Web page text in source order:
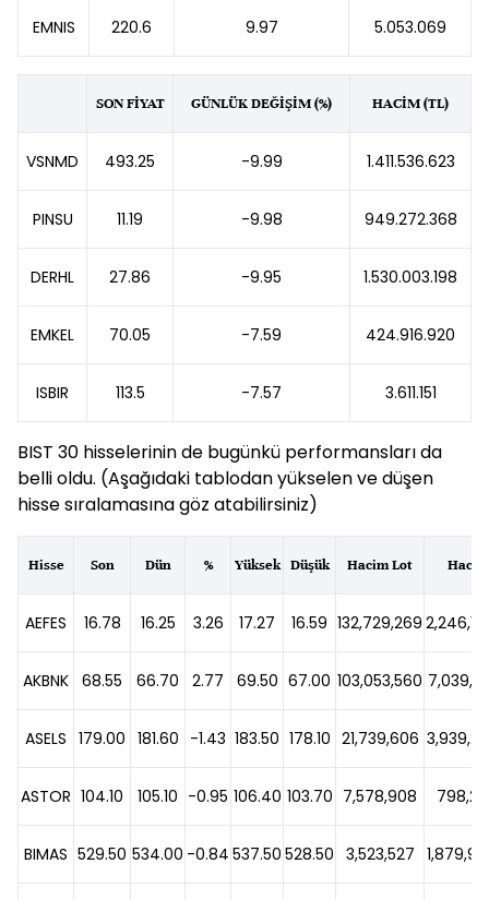
EMNIS 220.6 9.97 5.053.069
SON FİYAT GÜNLÜK DEĞİŞİM (%) HACİM (TL)
VSNMD 493.25 -9.99 1.411.536.623
PINSU 11.19 -9.98 949.272.368
DERHL 27.86 -9.95 1.530.003.198
EMKEL 70.05 -7.59 424.916.920
ISBIR 113.5 -7.57 3.611.151
BIST 30 hisselerinin de bugünkü performansları da
belli oldu. (Aşağıdaki tablodan yükselen ve düşen
hisse sıralamasına göz atabilirsiniz)
Hisse Son Dün % Yüksek Düşük Hacim Lot
AEFES 16.78 16.25 3.26 17.27 16.59 132,729,269
AKBNK 68.55 66.70 2.77 69.50 67.00 103,053,560
ASELS 179.00 181.60 -1.43 183.50 178.10 21,739,606
ASTOR 104.10 105.10 -0.95 106.40 103.70 7,578,908
BIMAS 529.50 534.00 -0.84 537.50 528.50 3,523,527